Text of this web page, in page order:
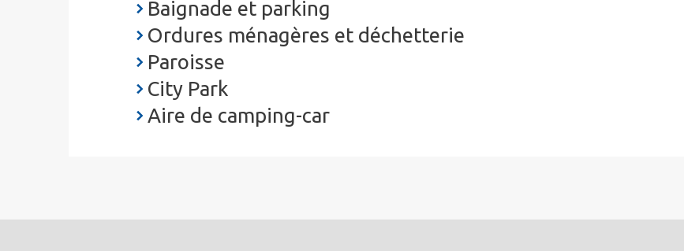
Baignade et parking
Ordures ménagères et déchetterie
Paroisse
City Park
Aire de camping-car